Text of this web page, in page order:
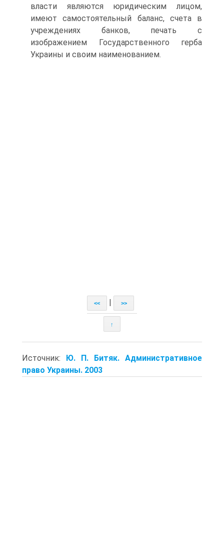
власти являются юридическим лицом,
имеют самостоятельный баланс, счета в
учреждениях банков, печать с
изображением Государственного герба
Украины и своим наименованием.
<< >>
↑
Источник: Ю. П. Битяк. Административное
право Украины. 2003